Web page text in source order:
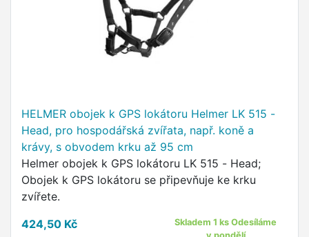
HELMER obojek k GPS lokátoru Helmer LK 515 -
Head, pro hospodářská zvířata, např. koně a
krávy, s obvodem krku až 95 cm
Helmer obojek k GPS lokátoru LK 515 - Head;
Obojek k GPS lokátoru se připevňuje ke krku
zvířete.
424,50 Kč
Skladem 1 ks Odesíláme